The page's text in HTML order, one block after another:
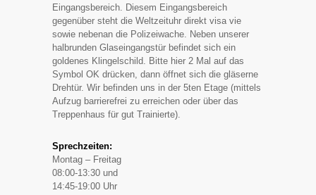
Eingangsbereich. Diesem Eingangsbereich
gegenüber steht die Weltzeituhr direkt visa vie
sowie nebenan die Polizeiwache. Neben unserer
halbrunden Glaseingangstür befindet sich ein
goldenes Klingelschild. Bitte hier 2 Mal auf das
Symbol OK drücken, dann öffnet sich die gläserne
Drehtür. Wir befinden uns in der 5ten Etage (mittels
Aufzug barrierefrei zu erreichen oder über das
Treppenhaus für gut Trainierte).
Sprechzeiten:
Montag – Freitag
08:00-13:30 und
14:45-19:00 Uhr